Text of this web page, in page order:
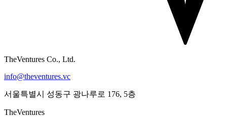
TheVentures Co., Ltd.
info@theventures.vc
서울특별시 성동구 광나루로 176, 5층
TheVentures